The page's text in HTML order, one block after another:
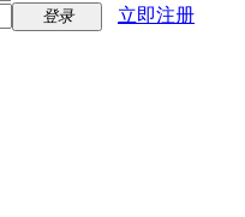
登录 立即注册